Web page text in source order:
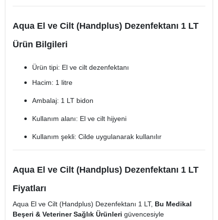
Aqua El ve Cilt (Handplus) Dezenfektanı 1 LT
Ürün Bilgileri
Ürün tipi: El ve cilt dezenfektanı
Hacim: 1 litre
Ambalaj: 1 LT bidon
Kullanım alanı: El ve cilt hijyeni
Kullanım şekli: Cilde uygulanarak kullanılır
Aqua El ve Cilt (Handplus) Dezenfektanı 1 LT
Fiyatları
Aqua El ve Cilt (Handplus) Dezenfektanı 1 LT, Bu Medikal
Beşeri & Veteriner Sağlık Ürünleri güvencesiyle